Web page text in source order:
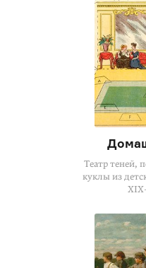
Театр теней,
куклы из